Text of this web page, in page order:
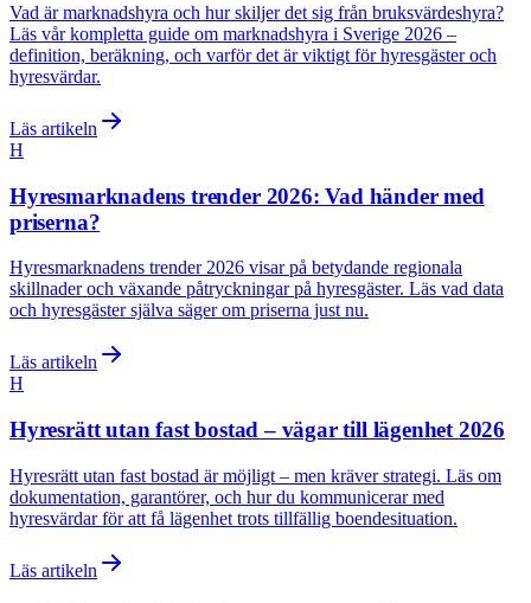
Vad är marknadshyra och hur skiljer det sig från bruksvärdeshyra?
Läs vår kompletta guide om marknadshyra i Sverige 2026 –
definition, beräkning, och varför det är viktigt för hyresgäster och
hyresvärdar.
Läs artikeln
H
Hyresmarknadens trender 2026: Vad händer med
priserna?
Hyresmarknadens trender 2026 visar på betydande regionala
skillnader och växande påtryckningar på hyresgäster. Läs vad data
och hyresgäster själva säger om priserna just nu.
Läs artikeln
H
Hyresrätt utan fast bostad – vägar till lägenhet 2026
Hyresrätt utan fast bostad är möjligt – men kräver strategi. Läs om
dokumentation, garantörer, och hur du kommunicerar med
hyresvärdar för att få lägenhet trots tillfällig boendesituation.
Läs artikeln